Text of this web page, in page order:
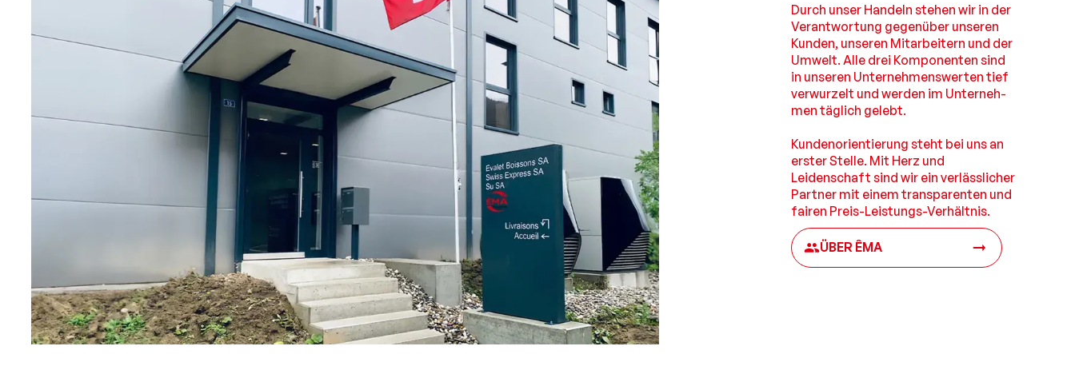
Durch unser Handeln stehen wir in der
Verantwortung gegenüber unseren
Kunden, unseren Mitarbeitern und der
Umwelt. Alle drei Komponenten sind
in unseren Unternehmenswerten tief
verwurzelt und werden im Unter­neh­
men täglich gelebt.
Kundenorientierung steht bei uns an
erster Stelle. Mit Herz und
Leidenschaft sind wir ein verläs­slicher
Partner mit einem trans­parenten und
fairen Preis-Leistungs-Verhältnis.
ÜBER ÊMA